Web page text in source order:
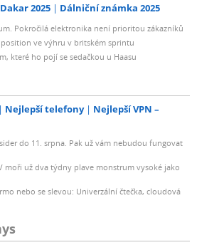
2025 Dálniční známka 2025
Pokročilá elektronika není prioritou zákazníků
ve výhru v britském sprintu
které ho pojí se sedačkou u Haasu
Nejlepší telefony
Nejlepší VPN –
do 11. srpna. Pak už vám nebudou fungovat
moři už dva týdny plave monstrum vysoké jako
nebo se slevou: Univerzální čtečka, cloudová